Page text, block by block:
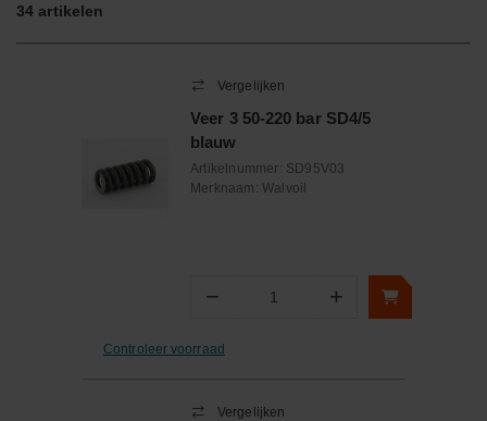
34 artikelen
Vergelijken
Veer 3 50-220 bar SD4/5
blauw
Artikelnummer: SD95V03
Merknaam: Walvoil
− Aantal +
Controleer voorraad
Vergelijken